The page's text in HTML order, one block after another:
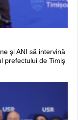
şi ANI să intervină
prefectului de Timiş